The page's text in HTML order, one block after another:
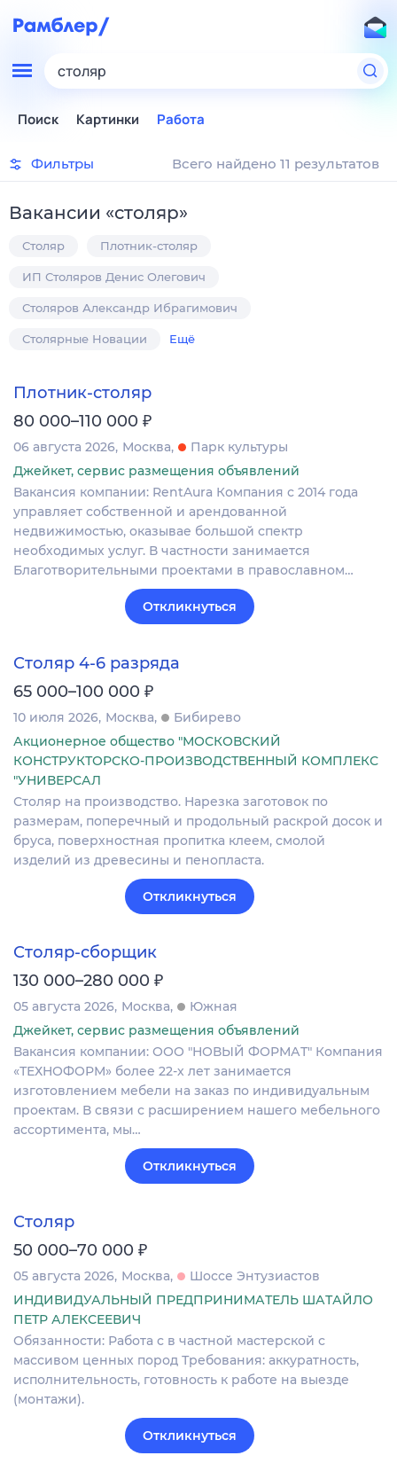
столяр
Поиск Картинки Работа
Фильтры Всего найдено 11 результатов
Вакансии «столяр»
Столяр Плотник-столяр
ИП Столяров Денис Олегович
Столяров Александр Ибрагимович
Столярные Новации Ещё
Плотник-столяр
80 000–110 000 ₽
06 августа 2026 Москва
Парк культуры
Джейкет, сервис размещения объявлений
Вакансия компании: RentAura Компания с 2014 года
управляет собственной и арендованной
недвижимостью, оказывае большой спектр
необходимых услуг. В частности занимается
Благотворительными проектами в православном…
Откликнуться
Столяр 4-6 разряда
65 000–100 000 ₽
10 июля 2026 Москва
Бибирево
Акционерное общество "МОСКОВСКИЙ
КОНСТРУКТОРСКО-ПРОИЗВОДСТВЕННЫЙ КОМПЛЕКС
"УНИВЕРСАЛ
Столяр на производство. Нарезка заготовок по
размерам, поперечный и продольный раскрой досок и
бруса, поверхностная пропитка клеем, смолой
изделий из древесины и пенопласта.
Откликнуться
Столяр-сборщик
130 000–280 000 ₽
05 августа 2026 Москва
Южная
Джейкет, сервис размещения объявлений
Вакансия компании: ООО "НОВЫЙ ФОРМАТ" Компания
«ТЕХНОФОРМ» более 22-х лет занимается
изготовлением мебели на заказ по индивидуальным
проектам. В связи с расширением нашего мебельного
ассортимента, мы…
Откликнуться
Столяр
50 000–70 000 ₽
05 августа 2026 Москва
Шоссе Энтузиастов
ИНДИВИДУАЛЬНЫЙ ПРЕДПРИНИМАТЕЛЬ ШАТАЙЛО
ПЕТР АЛЕКСЕЕВИЧ
Обязанности: Работа с в частной мастерской с
массивом ценных пород Требования: аккуратность,
исполнительность, готовность к работе на выезде
(монтажи).
Откликнуться